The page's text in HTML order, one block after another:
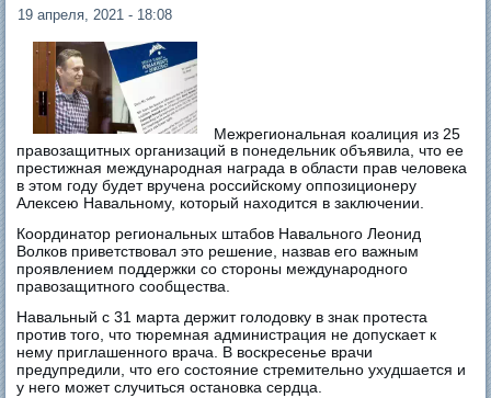
19 апреля, 2021 - 18:08
Межрегиональная коалиция из 25
правозащитных организаций в понедельник объявила, что ее
престижная международная награда в области прав человека
в этом году будет вручена российскому оппозиционеру
Алексею Навальному, который находится в заключении.
Координатор региональных штабов Навального Леонид
Волков приветствовал это решение, назвав его важным
проявлением поддержки со стороны международного
правозащитного сообщества.
Навальный с 31 марта держит голодовку в знак протеста
против того, что тюремная администрация не допускает к
нему приглашенного врача. В воскресенье врачи
предупредили, что его состояние стремительно ухудшается и
у него может случиться остановка сердца.